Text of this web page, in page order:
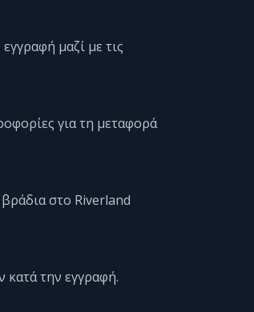
μαζί με τις
για τη μεταφορά
στο Riverland
κατά την εγγραφή.